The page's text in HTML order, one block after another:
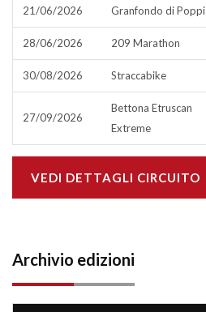
21/06/2026 Granfondo di Poppi
28/06/2026 209 Marathon
30/08/2026 Straccabike
27/09/2026
Bettona Etruscan
Extreme
VEDI DETTAGLI CIRCUITO
Archivio edizioni